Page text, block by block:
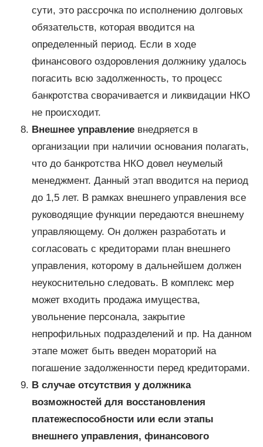
сути, это рассрочка по исполнению долговых
обязательств, которая вводится на
определенный период. Если в ходе
финансового оздоровления должнику удалось
погасить всю задолженность, то процесс
банкротства сворачивается и ликвидации НКО
не происходит.
Внешнее управлениевнедряется в
организации при наличии основания полагать,
что до банкротства НКО довел неумелый
менеджмент. Данный этап вводится на период
до 1,5 лет. В рамках внешнего управления все
руководящие функции передаются внешнему
управляющему. Он должен разработать и
согласовать с кредиторами план внешнего
управления, которому в дальнейшем должен
неукоснительно следовать. В комплекс мер
может входить продажа имущества,
увольнение персонала, закрытие
непрофильных подразделений и пр. На данном
этапе может быть введен мораторий на
погашение задолженности перед кредиторами.
В случае отсутствия у должника
возможностей для восстановления
платежеспособности или если этапы
внешнего управления, финансового